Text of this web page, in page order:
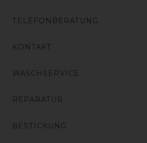
TELEFONBERATUNG
KONTAKT
WASCHSERVICE
REPARATUR
BESTICKUNG